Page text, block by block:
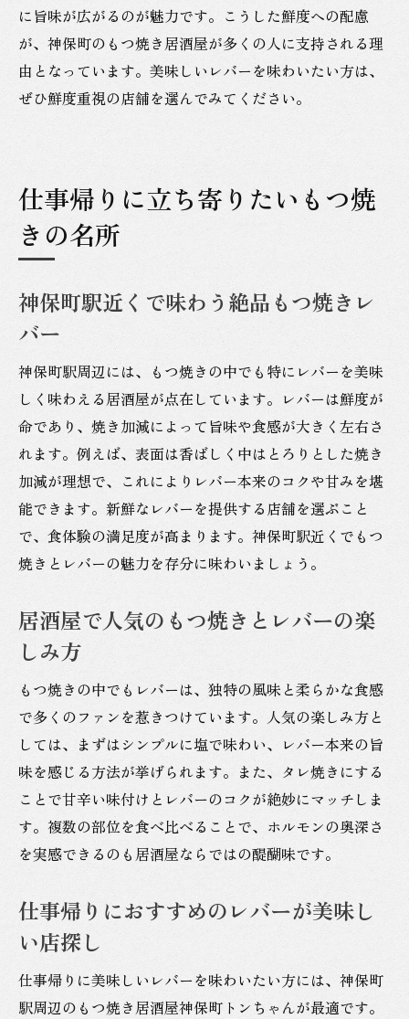
に旨味が広がるのが魅力です。こうした鮮度への配慮
が、神保町のもつ焼き居酒屋が多くの人に支持される理
由となっています。美味しいレバーを味わいたい方は、
ぜひ鮮度重視の店舗を選んでみてください。
仕事帰りに立ち寄りたいもつ焼
きの名所
神保町駅近くで味わう絶品もつ焼きレ
バー
神保町駅周辺には、もつ焼きの中でも特にレバーを美味
しく味わえる居酒屋が点在しています。レバーは鮮度が
命であり、焼き加減によって旨味や食感が大きく左右さ
れます。例えば、表面は香ばしく中はとろりとした焼き
加減が理想で、これによりレバー本来のコクや甘みを堪
能できます。新鮮なレバーを提供する店舗を選ぶこと
で、食体験の満足度が高まります。神保町駅近くでもつ
焼きとレバーの魅力を存分に味わいましょう。
居酒屋で人気のもつ焼きとレバーの楽
しみ方
もつ焼きの中でもレバーは、独特の風味と柔らかな食感
で多くのファンを惹きつけています。人気の楽しみ方と
しては、まずはシンプルに塩で味わい、レバー本来の旨
味を感じる方法が挙げられます。また、タレ焼きにする
ことで甘辛い味付けとレバーのコクが絶妙にマッチしま
す。複数の部位を食べ比べることで、ホルモンの奥深さ
を実感できるのも居酒屋ならではの醍醐味です。
仕事帰りにおすすめのレバーが美味し
い店探し
仕事帰りに美味しいレバーを味わいたい方には、神保町
駅周辺のもつ焼き居酒屋神保町トンちゃんが最適です。